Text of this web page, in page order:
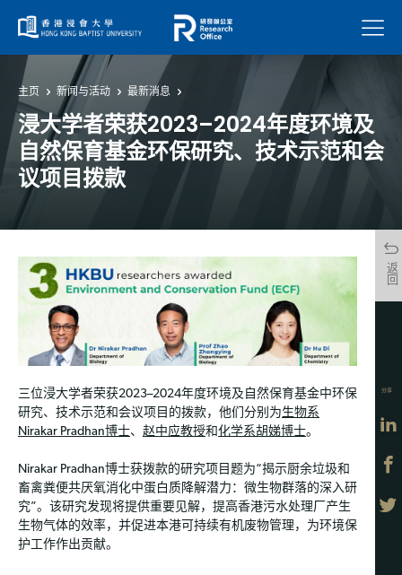
菜单
主页 新闻与活动 最新消息
浸大学者荣获2023–2024年度环境及
自然保育基金环保研究、技术示范和会
议项目拨款
返回
三位浸大学者荣获2023–2024年度环境及自然保育基金中环保
研究、技术示范和会议项目的拨款，他们分别为生物系
Nirakar Pradhan博士、 赵中应教授和化学系胡娣博士。
Nirakar Pradhan博士获拨款的研究项目题为“揭示厨余垃圾和
畜禽粪便共厌氧消化中蛋白质降解潜力：微生物群落的深入研
究”。该研究发现将提供重要见解，提高香港污水处理厂产生
生物气体的效率，并促进本港可持续有机废物管理，为环境保
护工作作出贡献。
分享